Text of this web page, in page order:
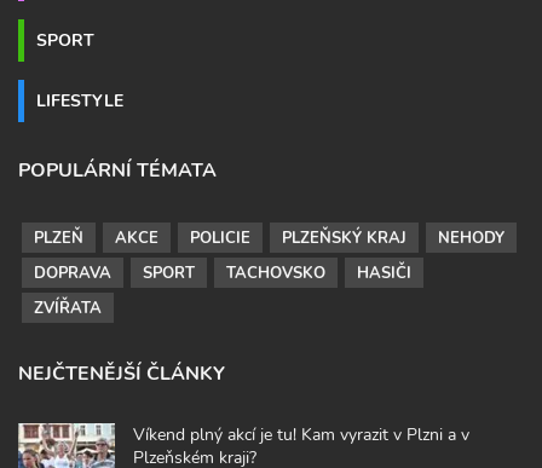
SPORT
LIFESTYLE
POPULÁRNÍ TÉMATA
PLZEŇ AKCE POLICIE PLZEŇSKÝ KRAJ
NEHODY
DOPRAVA
SPORT TACHOVSKO
HASIČI
ZVÍŘATA
NEJČTENĚJŠÍ ČLÁNKY
Víkend plný akcí je tu! Kam vyrazit v Plzni a v
Plzeňském kraji?